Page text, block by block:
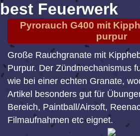
best Feuerwerk
Pyrorauch G400 mit
purpur
Große Rauchgranate mit
Purpur. Der Zündmechanismus
wie bei einer echten Granate,
Artikel besonders gut für
Bereich, Paintball/Airsoft,
Filmaufnahmen etc eignet.